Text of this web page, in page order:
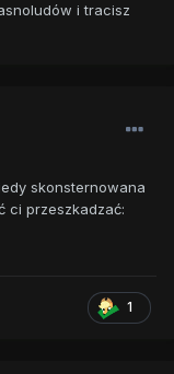
i tracisz
skonsternowana
ci przeszkadzać:
1